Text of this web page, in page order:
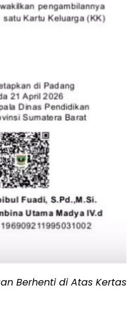
Berhenti di Atas Kertas